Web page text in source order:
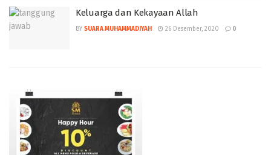
Keluarga dan Kekayaan Allah
BY SUARA MUHAMMADIYAH 26 Desember, 2020 0